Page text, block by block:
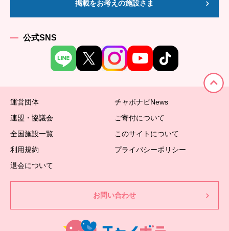
掲載をお考えの施設さま
公式SNS
運営団体
チャボナビNews
連盟・協議会
ご寄付について
全国施設一覧
このサイトについて
利用規約
プライバシーポリシー
退会について
お問い合わせ